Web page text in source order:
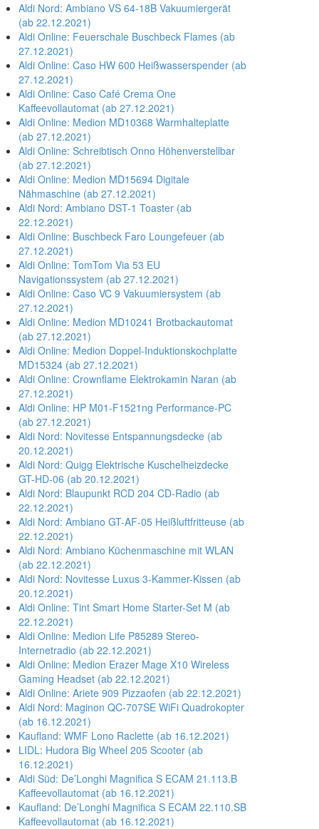
Aldi Nord: Ambiano VS 64-18B Vakuumiergerät
(ab 22.12.2021)
Aldi Online: Feuerschale Buschbeck Flames (ab
27.12.2021)
Aldi Online: Caso HW 600 Heißwasserspender (ab
27.12.2021)
Aldi Online: Caso Café Crema One
Kaffeevollautomat (ab 27.12.2021)
Aldi Online: Medion MD10368 Warmhalteplatte
(ab 27.12.2021)
Aldi Online: Schreibtisch Onno Höhenverstellbar
(ab 27.12.2021)
Aldi Online: Medion MD15694 Digitale
Nähmaschine (ab 27.12.2021)
Aldi Nord: Ambiano DST-1 Toaster (ab
22.12.2021)
Aldi Online: Buschbeck Faro Loungefeuer (ab
27.12.2021)
Aldi Online: TomTom Via 53 EU
Navigationssystem (ab 27.12.2021)
Aldi Online: Caso VC 9 Vakuumiersystem (ab
27.12.2021)
Aldi Online: Medion MD10241 Brotbackautomat
(ab 27.12.2021)
Aldi Online: Medion Doppel-Induktionskochplatte
MD15324 (ab 27.12.2021)
Aldi Online: Crownflame Elektrokamin Naran (ab
27.12.2021)
Aldi Online: HP M01-F1521ng Performance-PC
(ab 27.12.2021)
Aldi Nord: Novitesse Entspannungsdecke (ab
20.12.2021)
Aldi Nord: Quigg Elektrische Kuschelheizdecke
GT-HD-06 (ab 20.12.2021)
Aldi Nord: Blaupunkt RCD 204 CD-Radio (ab
22.12.2021)
Aldi Nord: Ambiano GT-AF-05 Heißluftfritteuse (ab
22.12.2021)
Aldi Nord: Ambiano Küchenmaschine mit WLAN
(ab 22.12.2021)
Aldi Nord: Novitesse Luxus 3-Kammer-Kissen (ab
20.12.2021)
Aldi Online: Tint Smart Home Starter-Set M (ab
22.12.2021)
Aldi Online: Medion Life P85289 Stereo-
Internetradio (ab 22.12.2021)
Aldi Online: Medion Erazer Mage X10 Wireless
Gaming Headset (ab 22.12.2021)
Aldi Online: Ariete 909 Pizzaofen (ab 22.12.2021)
Aldi Nord: Maginon QC-707SE WiFi Quadrokopter
(ab 16.12.2021)
Kaufland: WMF Lono Raclette (ab 16.12.2021)
LIDL: Hudora Big Wheel 205 Scooter (ab
16.12.2021)
Aldi Süd: De’Longhi Magnifica S ECAM 21.113.B
Kaffeevollautomat (ab 16.12.2021)
Kaufland: De’Longhi Magnifica S ECAM 22.110.SB
Kaffeevollautomat (ab 16.12.2021)